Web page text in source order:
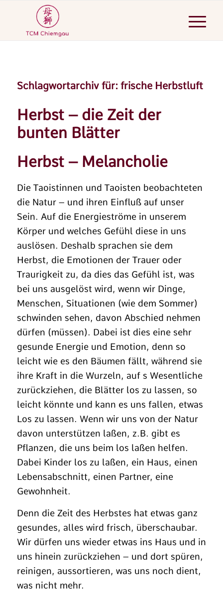
Schlagwortarchiv für: frische Herbstluft
Herbst – die Zeit der
bunten Blätter
Herbst – Melancholie
Die Taoistinnen und Taoisten beobachteten
die Natur – und ihren Einfluß auf unser
Sein. Auf die Energieströme in unserem
Körper und welches Gefühl diese in uns
auslösen. Deshalb sprachen sie dem
Herbst, die Emotionen der Trauer oder
Traurigkeit zu, da dies das Gefühl ist, was
bei uns ausgelöst wird, wenn wir Dinge,
Menschen, Situationen (wie dem Sommer)
schwinden sehen, davon Abschied nehmen
dürfen (müssen). Dabei ist dies eine sehr
gesunde Energie und Emotion, denn so
leicht wie es den Bäumen fällt, während sie
ihre Kraft in die Wurzeln, auf s Wesentliche
zurückziehen, die Blätter los zu lassen, so
leicht könnte und kann es uns fallen, etwas
Los zu lassen. Wenn wir uns von der Natur
davon unterstützen laßen, z.B. gibt es
Pflanzen, die uns beim los laßen helfen.
Dabei Kinder los zu laßen, ein Haus, einen
Lebensabschnitt, einen Partner, eine
Gewohnheit.
Denn die Zeit des Herbstes hat etwas ganz
gesundes, alles wird frisch, überschaubar.
Wir dürfen uns wieder etwas ins Haus und in
uns hinein zurückziehen – und dort spüren,
reinigen, aussortieren, was uns noch dient,
was nicht mehr.